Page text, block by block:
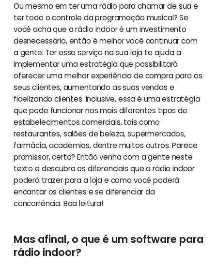
Ou mesmo em ter uma rádio para chamar de sua e
ter todo o controle da programação musical? Se
você acha que a rádio indoor é um investimento
desnecessário, então é melhor você continuar com
a gente. Ter esse serviço na sua loja te ajuda a
implementar uma estratégia que possibilitará
oferecer uma melhor experiência de compra para os
seus clientes, aumentando as suas vendas e
fidelizando clientes. Inclusive, essa é uma estratégia
que pode funcionar nos mais diferentes tipos de
estabelecimentos comerciais, tais como
restaurantes, salões de beleza, supermercados,
farmácia, academias, dentre muitos outros. Parece
promissor, certo? Então venha com a gente neste
texto e descubra os diferenciais que a rádio indoor
poderá trazer para a loja e como você poderá
encantar os clientes e se diferenciar da
concorrência. Boa leitura!
Mas afinal, o que é um software para
rádio indoor?